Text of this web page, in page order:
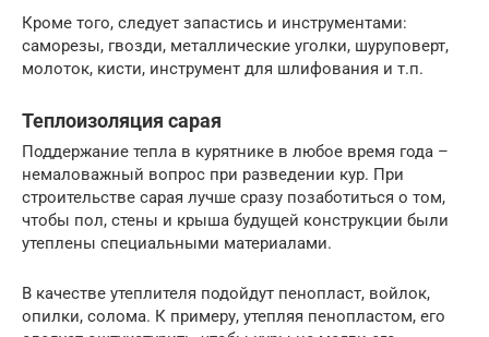
Кроме того, следует запастись и инструментами:
саморезы, гвозди, металлические уголки, шуруповерт,
молоток, кисти, инструмент для шлифования и т.п.
Теплоизоляция сарая
Поддержание тепла в курятнике в любое время года –
немаловажный вопрос при разведении кур. При
строительстве сарая лучше сразу позаботиться о том,
чтобы пол, стены и крыша будущей конструкции были
утеплены специальными материалами.
В качестве утеплителя подойдут пенопласт, войлок,
опилки, солома. К примеру, утепляя пенопластом, его